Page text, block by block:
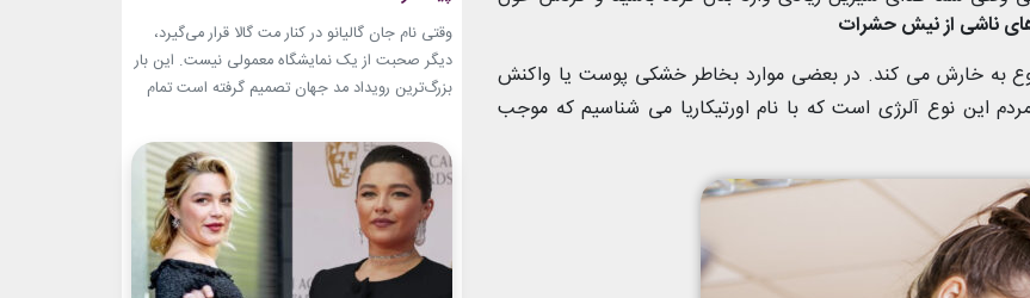
ناشی از نیش حشرات
به خارش می کند. در بعضی موارد بخاطر خشکی پوست یا واکنش
این نوع آلرژی است که با نام اورتیکاریا می شناسیم که موجب
وقتی نام جان گالیانو در کنار مت گالا قرار می‌گیرد،
دیگر صحبت از یک نمایشگاه معمولی نیست. این بار
بزرگ‌ترین رویداد مد جهان تصمیم گرفته است تمام
طراحان تاریخ را به تصویر بکشد. نمایشگاه John
Galliano: Horizons که با عنوان «افق‌های جان
گالیانو» شناخته می‌شود، فقط مرور لباس‌های...